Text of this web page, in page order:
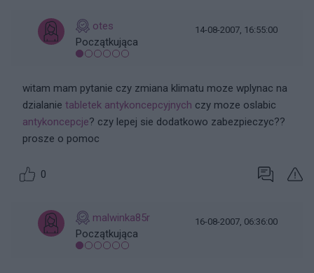
otes
Początkująca
14-08-2007, 16:55:00
witam mam pytanie czy zmiana klimatu moze wplynac na
dzialanie tabletek antykoncepcyjnych czy moze oslabic
antykoncepcje? czy lepej sie dodatkowo zabezpieczyc??
prosze o pomoc
0
malwinka85r
Początkująca
16-08-2007, 06:36:00